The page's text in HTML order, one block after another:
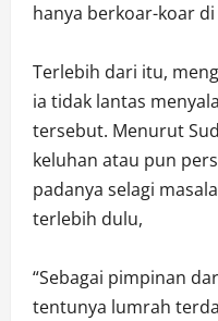
hanya berkoar-koar di
Terlebih dari itu,
ia tidak lantas
tersebut. Menurut
keluhan atau pun
padanya selagi
terlebih dulu,
“Sebagai pimpinan
tentunya lumrah